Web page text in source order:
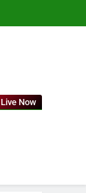
Live Now